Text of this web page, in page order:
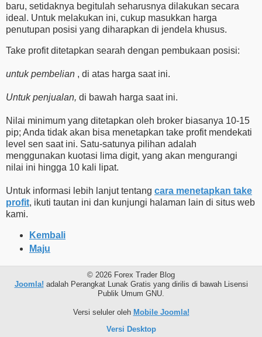
baru, setidaknya begitulah seharusnya dilakukan secara
ideal. Untuk melakukan ini, cukup masukkan harga
penutupan posisi yang diharapkan di jendela khusus.
Take profit ditetapkan searah dengan pembukaan posisi:
untuk pembelian , di atas harga saat ini.
Untuk penjualan, di bawah harga saat ini.
Nilai minimum yang ditetapkan oleh broker biasanya 10-15
pip; Anda tidak akan bisa menetapkan take profit mendekati
level sen saat ini. Satu-satunya pilihan adalah
menggunakan kuotasi lima digit, yang akan mengurangi
nilai ini hingga 10 kali lipat.
Untuk informasi lebih lanjut tentang cara menetapkan take
profit, ikuti tautan ini dan kunjungi halaman lain di situs web
kami.
Kembali
Maju
© 2026 Forex Trader Blog
Joomla! adalah Perangkat Lunak Gratis yang dirilis di bawah Lisensi
Publik Umum GNU.
Versi seluler oleh Mobile Joomla!
Versi Desktop